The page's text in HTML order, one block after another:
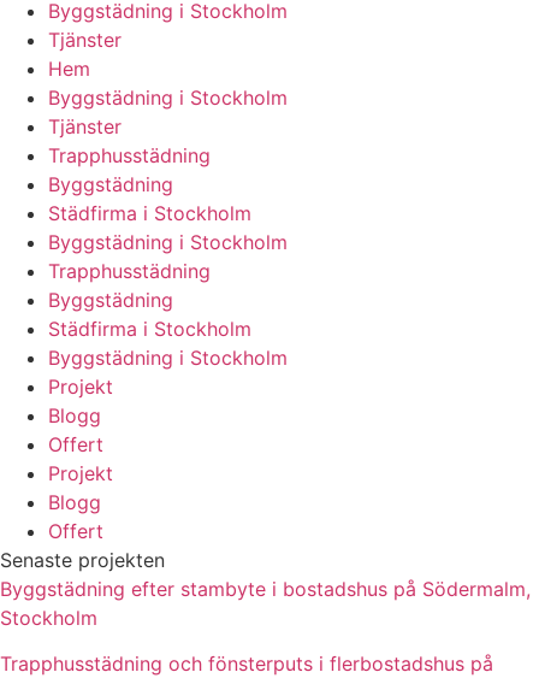
Byggstädning i Stockholm
Tjänster
Hem
Byggstädning i Stockholm
Tjänster
Trapphusstädning
Byggstädning
Städfirma i Stockholm
Byggstädning i Stockholm
Trapphusstädning
Byggstädning
Städfirma i Stockholm
Byggstädning i Stockholm
Projekt
Blogg
Offert
Projekt
Blogg
Offert
Senaste projekten
Byggstädning efter stambyte i bostadshus på Södermalm,
Stockholm
Trapphusstädning och fönsterputs i flerbostadshus på